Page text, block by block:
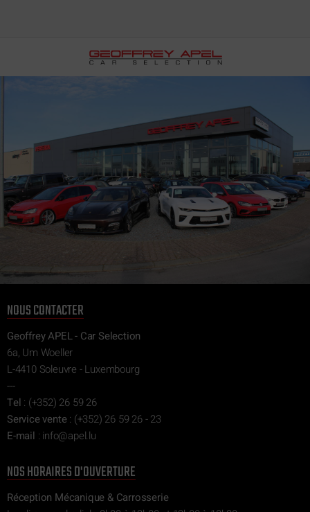
NOUS CONTACTER
Geoffrey APEL - Car Selection
6a, Um Woeller
L-4410 Soleuvre - Luxembourg
---
Tel : (+352) 26 59 26
Service vente: (+352) 26 59 26 - 23
E-mail : ul.l
epa@of
ni
NOS HORAIRES D'OUVERTURE
Réception Mécanique & Carrosserie